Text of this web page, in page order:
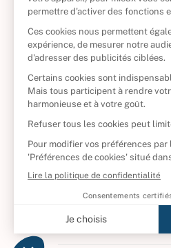
À propos
Politique de retour
Reprendre vos livres
Qui sommes-nous ?
CD d'occasion
DVD d'occasion
Livres d’occasion